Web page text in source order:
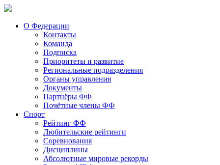
О Федерации
Контакты
Команда
Подписка
Приоритеты и развитие
Региональные подразделения
Органы управления
Документы
Партнёры ФФ
Почётные члены ФФ
Спорт
Рейтинг ФФ
Любительские рейтинги
Соревнования
Дисциплины
Абсолютные мировые рекорды